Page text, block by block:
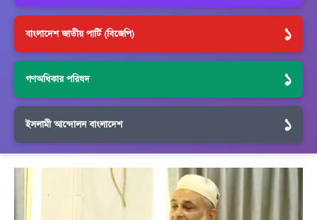
বাংলাদেশ জাতীয় পার্টি (বিজেপি) ১
গণঅধিকার পরিষদ ১
ইসলামী আন্দোলন বাংলাদেশ ১